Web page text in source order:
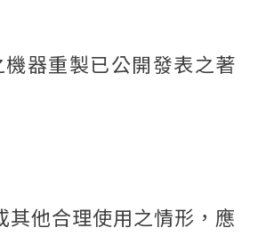
器重製已公開發表之著
其他合理使用之情形，應